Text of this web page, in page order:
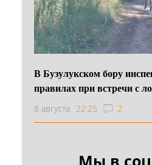
В Бузулукском бору
правилах при встречи с
8 августа 22:25 2
Мы в